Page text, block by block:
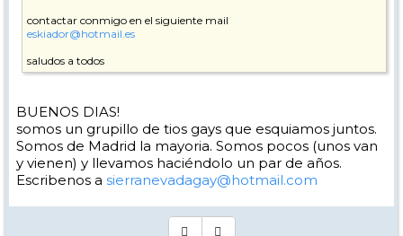
contactar conmigo en el siguiente mail
eskiador@hotmail.es
saludos a todos
BUENOS DIAS!
somos un grupillo de tios gays que esquiamos juntos.
Somos de Madrid la mayoria. Somos pocos (unos van
y vienen) y llevamos haciéndolo un par de años.
Escribenos a sierranevadagay@hotmail.com